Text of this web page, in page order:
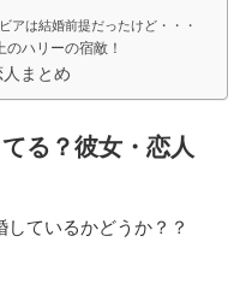
アは結婚前提だったけど・・・
ハリーの宿敵！
まとめ
る？彼女・恋人
ているかどうか？？